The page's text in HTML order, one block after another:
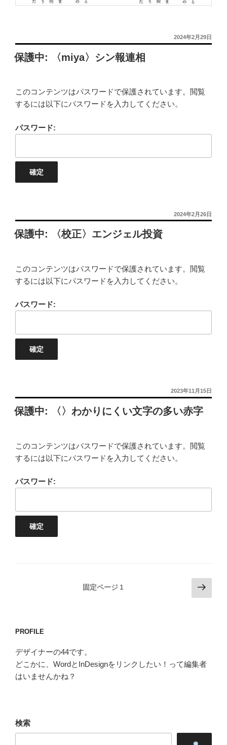
投
稿
2024年2月29日
保護中: 〈miya〉シン報連相
このコンテンツはパスワードで保護されています。閲覧
するには以下にパスワードを入力してください。
パスワード:
投
稿
2024年2月26日
保護中: 〈校正〉エンジェル投資
このコンテンツはパスワードで保護されています。閲覧
するには以下にパスワードを入力してください。
パスワード:
投
稿
日:
2023年11月15日
保護中: 〈〉わかりにくい文字の多い赤字
このコンテンツはパスワードで保護されています。閲覧
するには以下にパスワードを入力してください。
パスワード:
ペ
ジ
送
り
固定ページ 1
次
の
PROFILE
デザイナーの44です。
どこかに、WordとInDesignをリンクしたい！って編集者
はいませんかね？
検索